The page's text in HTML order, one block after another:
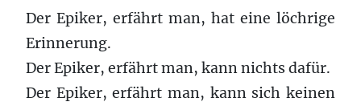
Der Epiker, erfährt man, hat eine löchrige
Erinnerung.
Der Epiker, erfährt man, kann nichts dafür.
Der Epiker, erfährt man, kann sich keinen